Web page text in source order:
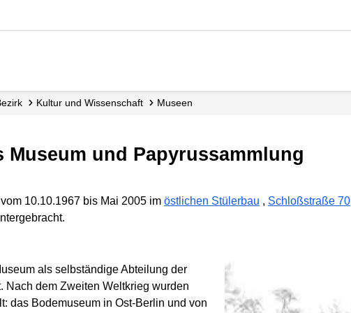
Kultur und Wissenschaft Museen
Museum und Papyrussammlung
10.10.1967 bis Mai 2005 im östlichen Stülerbau , Schloßstraße 70
als selbständige Abteilung der
Nach dem Zweiten Weltkrieg wurden
das Bodemuseum in Ost-Berlin und von